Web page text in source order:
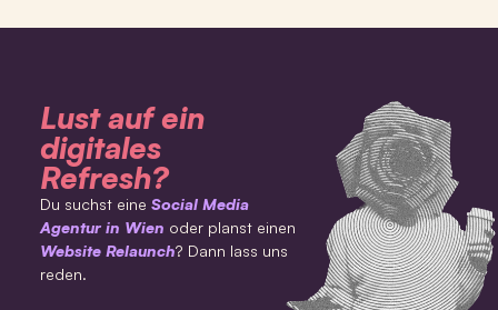
Lust auf ein
digitales
Refresh?
Du suchst eine Social Media
Agentur in Wien oder planst einen
Website Relaunch? Dann lass uns
reden.